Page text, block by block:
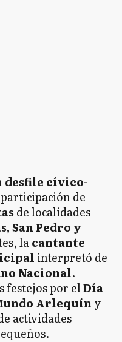
desfile cívico-
de
de localidades
San Pedro y
lacantante
interpretó de
Nacional.
festejos por elDía
Arlequín y
actividades